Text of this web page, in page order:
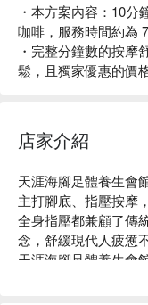
・本方案內容：10分
咖啡，服務時間約為
・完整分鐘數的按摩
鬆，且獨家優惠的價
店家介紹
天涯海腳足體養生會
主打腳底、指壓按摩
全身指壓都兼顧了傳
念，舒緩現代人疲憊
天涯海腳足體養生會